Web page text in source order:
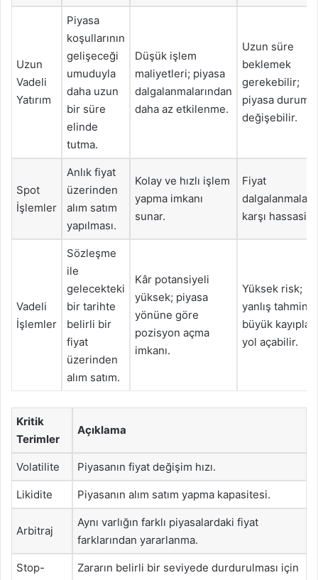
Uzun
Vadeli
Yatırım
Piyasa
koşullarının
gelişeceği
umuduyla
daha uzun
bir süre
elinde
tutma.
Düşük işlem
maliyetleri; piyasa
dalgalanmalarından
daha az etkilenme.
Uzun süre
beklemek
gerekebilir;
piyasa durumu
değişebilir.
Spot
İşlemler
Anlık fiyat
üzerinden
alım satım
yapılması.
Kolay ve hızlı işlem
yapma imkanı
sunar.
Fiyat
karşı
Vadeli
İşlemler
Sözleşme
ile
gelecekteki
bir tarihte
belirli bir
fiyat
üzerinden
alım satım.
Kâr potansiyeli
yüksek; piyasa
yönüne göre
pozisyon açma
imkanı.
Yüksek risk;
yanlış tahmin
büyük
yol açabilir.
Kritik
Terimler
Açıklama
Volatilite Piyasanın fiyat değişim hızı.
Likidite Piyasanın alım satım yapma kapasitesi.
Arbitraj
Aynı varlığın farklı piyasalardaki fiyat
farklarından yararlanma.
Stop-
Zararın belirli bir seviyede durdurulması için